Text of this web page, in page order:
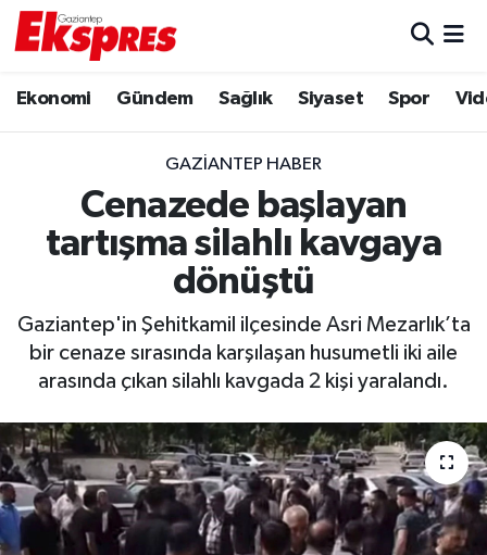
Ekonomi Gündem Sağlık Siyaset Spor
GAZIANTEP HABER
Cenazede başlayan
tartışma silahlı kavgaya
dönüştü
Gaziantep'in Şehitkamil ilçesinde Asri Mezarlık’ta
bir cenaze sırasında karşılaşan husumetli iki aile
arasında çıkan silahlı kavgada 2 kişi yaralandı.
Ekonomi
Gaziantep son dakika
Genel
Haberler
Magazin
Müzik
Trafik Durumu
Puan Durumu ve Fikstür
Tüm Manşetler
Haber Arşivi